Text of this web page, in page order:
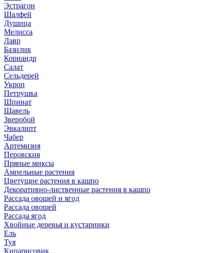
Эстрагон
Шалфей
Душица
Мелисса
Лавр
Базилик
Кориандр
Салат
Сельдерей
Укроп
Петрушка
Шпинат
Щавель
Зверобой
Эвкалипт
Чабер
Артемизия
Перовския
Пряные миксы
Ампельные растения
Цветущие растения в кашпо
Декоративно-лиственные растения в кашпо
Рассада овощей и ягод
Рассада овощей
Рассада ягод
Хвойные деревья и кустарники
Ель
Туя
Кипарисовик